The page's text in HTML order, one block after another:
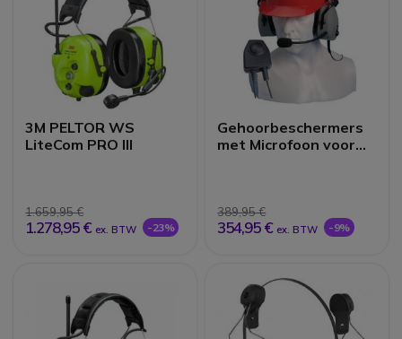
3M PELTOR WS
LiteCom PRO III
1.659,95 €
1.278,95 € ex. BTW -23%
Gehoorbeschermers
met Microfoon voor
389,95 €
354,95 € ex. BTW -9%